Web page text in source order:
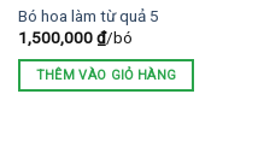
Bó hoa làm từ quả 5
1,500,000₫/bó
THÊM VÀO GIỎ HÀNG